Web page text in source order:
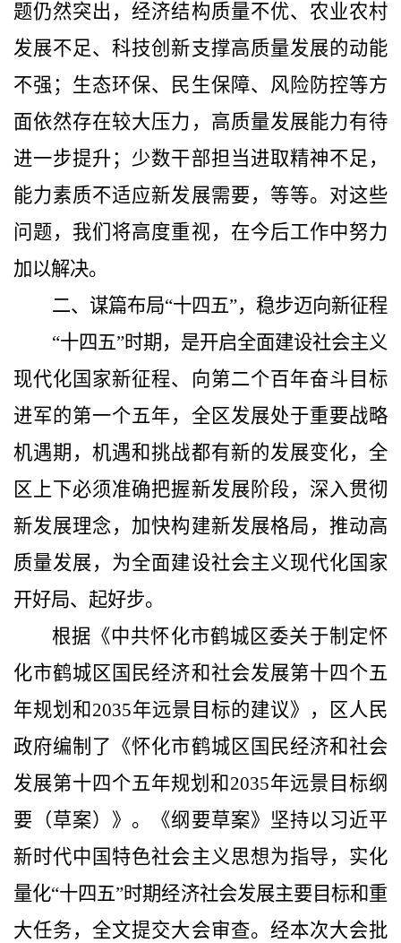
题仍然突出，经济结构质量不优、农业农村
发展不足、科技创新支撑高质量发展的动能
不强；生态环保、民生保障、风险防控等方
面依然存在较大压力，高质量发展能力有待
进一步提升；少数干部担当进取精神不足，
能力素质不适应新发展需要，等等。 对这些
问题，我们将高度重视，在今后工作中努力
加以解决。
二、谋篇布局“十四五”，稳步迈向新征程
“十四五”时期，是开启全面建设社会主义
现代化国家新征程、向第二个百年奋斗目标
进军的第一个五年，全区发展处于重要战略
机遇期，机遇和挑战都有新的发展变化，全
区上下必须准确把握新发展阶段，深入贯彻
新发展理念，加快构建新发展格局，推动高
质量发展，为全面建设社会主义现代化国家
开好局、起好步。
根据《中共怀化市鹤城区委关于制定怀
化市鹤城区国民经济和社会发展第十四个五
年规划和 2035年远景目标的建议》，区人民
政府编制了《怀化市鹤城区国民经济和社会
发展第十四个五年规划和 2035年远景目标纲
要（草案）》。《纲要草案》坚持以习近平
新时代中国特色社会主义思想为指导，实化
量化“十四五”时期经济社会发展主要目标和重
大任务，全文提交大会审查。经本次大会批